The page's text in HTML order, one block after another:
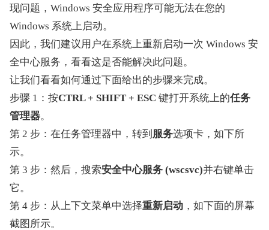
现问题，Windows 安全应用程序可能无法在您的
Windows 系统上启动。
因此，我们建议用户在系统上重新启动一次 Windows 安
全中心服务，看看这是否能解决此问题。
让我们看看如何通过下面给出的步骤来完成。
步骤 1：按CTRL + SHIFT + ESC 键打开系统上的任务
管理器。
第 2 步：在任务管理器中，转到 服务选项卡，如下所
示。
第 3 步：然后，搜索安全中心服务 (wscsvc)并右键单击
它。
第 4 步：从上下文菜单中选择重新启动 ，如下面的屏幕
截图所示。